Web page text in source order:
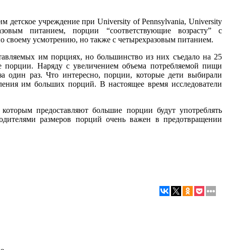
детское учреждение при University of Pennsylvania, University
питанием, порции “соответствующие возрасту” с
усмотрению, но также с четырехразовым питанием.
им порциях, но большинство из них съедало на 25
порции. Наряду с увеличением объема потребляемой пищи
один раз. Что интересно, порции, которые дети выбирали
им больших порций. В настоящее время исследователи
предоставляют большие порции будут употреблять
размеров порций очень важен в предотвращении